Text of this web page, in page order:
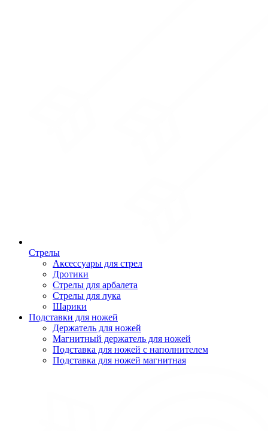
Стрелы
Аксессуары для стрел
Дротики
Стрелы для арбалета
Стрелы для лука
Шарики
Подставки для ножей
Держатель для ножей
Магнитный держатель для ножей
Подставка для ножей с наполнителем
Подставка для ножей магнитная